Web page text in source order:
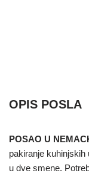
OPIS POSLA
POSAO U
pakiranje kuhinjskih
u dve smene.